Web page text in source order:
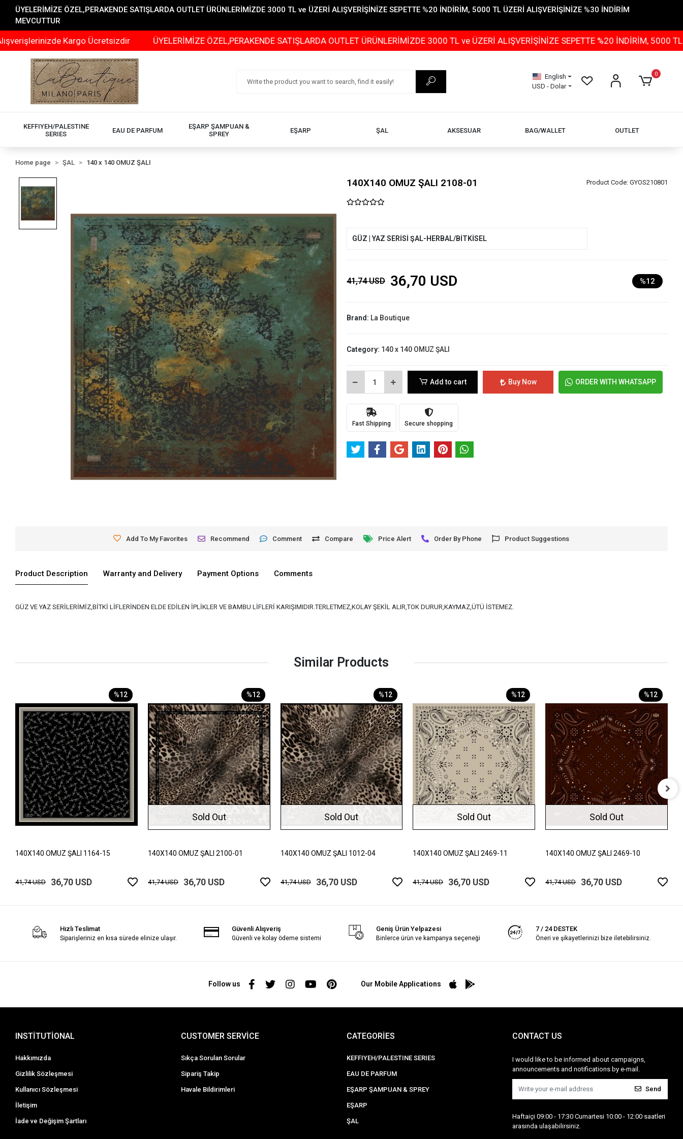
ÜYELERİMİZE ÖZEL,PERAKENDE SATIŞLARDA OUTLET ÜRÜNLERİMİZDE 3000 TL ve ÜZERİ ALIŞVERİŞİNİZE SEPETTE %20 İNDİRİM, 5000 TL ÜZERİ ALIŞVERİŞİNİZE %30 İNDİRİM
MEVCUTTUR
Kargo Ücretsizdir ÜYELERİMİZE ÖZEL,PERAKENDE SATIŞLARDA OUTLET ÜRÜNLERİMİZDE 3000 TL ve ÜZERİ ALIŞVERİŞİNİZE SEPETTE %20 İNDİRİM, 5000 TL ÜZERİ
English
USD - Dolar
0
KEFFIYEH/PALESTINE
SERIES
EAU DE PARFUM
EŞARP ŞAMPUAN &
SPREY
EŞARP ŞAL AKSESUAR BAG/WALLET OUTLET
Home page ŞAL 140 x 140 OMUZ ŞALI
140X140 OMUZ ŞALI 2108-01 Product Code: GYOS210801
GÜZ | YAZ SERİSİ ŞAL-HERBAL/BİTKİSEL
41,74 USD 36,70 USD %12
Brand: La Boutique
Category: 140 x 140 OMUZ ŞALI
Add to cart Buy Now ORDER WITH WHATSAPP
Fast Shipping Secure shopping
Add To My Favorites Recommend Comment Compare Price Alert Order By Phone Product Suggestions
Product Description Warranty and Delivery Payment Options Comments
GÜZ VE YAZ SERİLERİMİZ,BİTKİ LİFLERİNDEN ELDE EDİLEN İPLİKLER VE BAMBU LİFLERİ KARIŞIMIDIR.TERLETMEZ,KOLAY ŞEKİL ALIR,TOK DURUR,KAYMAZ,ÜTÜ İSTEMEZ.
Similar Products
%12
140X140 OMUZ ŞALI 1164-15
41,74 USD 36,70 USD
%12
Sold Out
140X140 OMUZ ŞALI 2100-01
41,74 USD 36,70 USD
%12
Sold Out
140X140 OMUZ ŞALI 1012-04
41,74 USD 36,70 USD
%12
Sold Out
140X140 OMUZ ŞALI 2469-11
41,74 USD 36,70 USD
%12
Sold Out
140X140 OMUZ ŞALI 2469-10
41,74 USD 36,70 USD
Hızlı Teslimat
Siparişleriniz en kısa sürede elinize ulaşır.
Güvenli Alışveriş
Güvenli ve kolay ödeme sistemi
Geniş Ürün Yelpazesi
Binlerce ürün ve kampanya seçeneği
7 / 24 DESTEK
Öneri ve şikayetlerinizi bize iletebilirsiniz.
Follow us Our Mobile Applications
INSTİTUTİONAL
Hakkımızda
Gizlilik Sözleşmesi
Kullanıcı Sözleşmesi
İletişim
İade ve Değişim Şartları
CUSTOMER SERVİCE
Sıkça Sorulan Sorular
Sipariş Takip
Havale Bildirimleri
CATEGORİES
KEFFIYEH/PALESTINE SERIES
EAU DE PARFUM
EŞARP ŞAMPUAN & SPREY
EŞARP
ŞAL
CONTACT US
I would like to be informed about campaigns,
announcements and notifications by e-mail.
Send
Haftaiçi 09:00 - 17:30 Cumartesi 10:00 - 12:00 saatleri
arasında ulaşabilirsiniz.